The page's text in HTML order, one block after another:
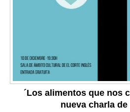
´Los alimentos que nos
nueva charla de